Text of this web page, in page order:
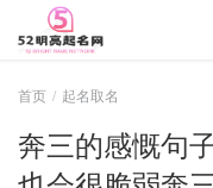
首页 起名取名
奔三的感慨句